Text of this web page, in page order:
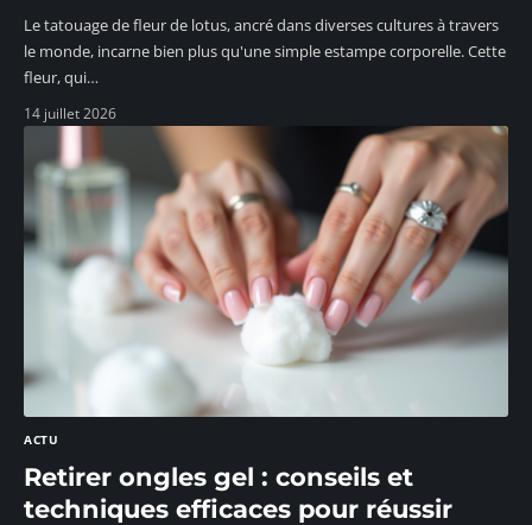
Le tatouage de fleur de lotus, ancré dans diverses cultures à travers
le monde, incarne bien plus qu'une simple estampe corporelle. Cette
fleur, qui…
14 juillet 2026
ACTU
Retirer ongles gel : conseils et
techniques efficaces pour réussir